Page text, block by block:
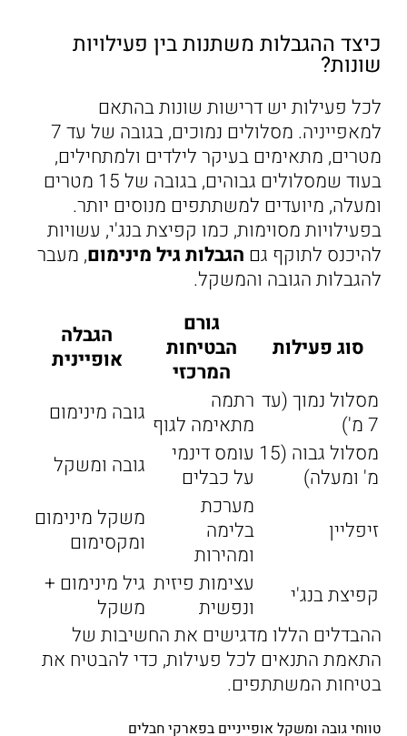
כיצד ההגבלות משתנות בין פעילויות
שונות?
לכל פעילות יש דרישות שונות בהתאם
למאפייניה. מסלולים נמוכים, בגובה של עד 7
מטרים, מתאימים בעיקר לילדים ולמתחילים,
בעוד שמסלולים גבוהים, בגובה של 15 מטרים
ומעלה, מיועדים למשתתפים מנוסים יותר.
בפעילויות מסוימות, כמו קפיצת בנג'י, עשויות
להיכנס לתוקף גם הגבלות גיל מינימום, מעבר
להגבלות הגובה והמשקל.
סוג פעילות
גורם
הבטיחות
המרכזי
הגבלה
אופיינית
מסלול נמוך (עד
7 מ')
רתמה
מתאימה לגוף גובה מינימום
מסלול גבוה (15
מ' ומעלה)
עומס דינמי
על כבלים
גובה ומשקל
זיפליין
מערכת
בלימה
ומהירות
משקל מינימום
ומקסימום
קפיצת בנג'י
עצימות פיזית
ונפשית
גיל מינימום +
משקל
ההבדלים הללו מדגישים את החשיבות של
התאמת התנאים לכל פעילות, כדי להבטיח את
בטיחות המשתתפים.
טווחי גובה ומשקל אופייניים בפארקי חבלים